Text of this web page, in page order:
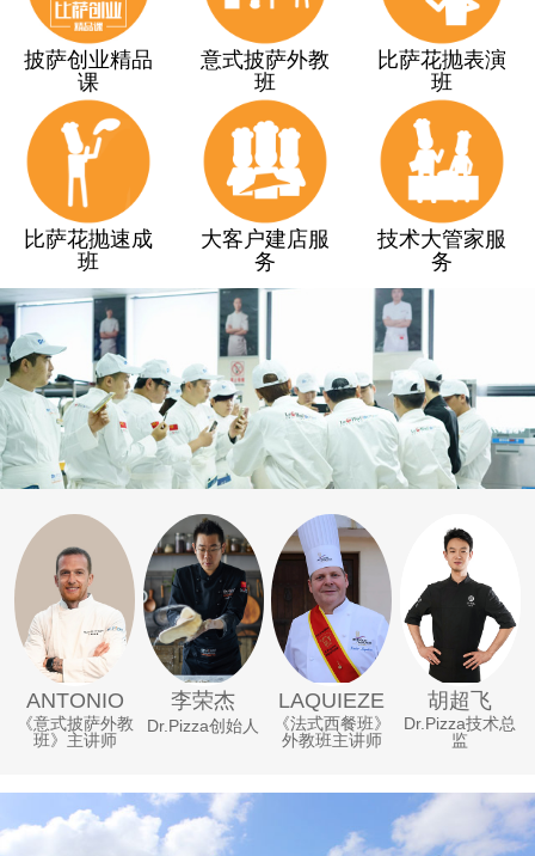
披萨创业精品
课
意式披萨外教
班
比萨花抛表演
班
比萨花抛速成
班
大客户建店服
务
技术大管家服
务
ANTONIO
《意式披萨外教
班》主讲师
李荣杰
Dr.Pizza创始人
LAQUIEZE
《法式西餐班》
外教班主讲师
胡超飞
Dr.Pizza技术总
监